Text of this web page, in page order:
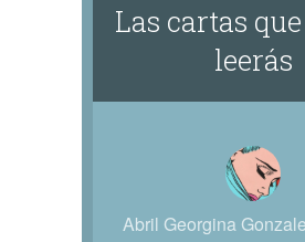
Las cartas
leerás
Abril Georgina